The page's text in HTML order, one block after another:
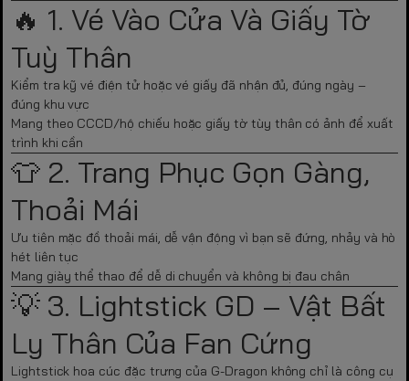
🔥 1. Vé Vào Cửa Và Giấy Tờ
Tuỳ Thân
Kiểm tra kỹ vé điện tử hoặc vé giấy đã nhận đủ, đúng ngày –
đúng khu vực
Mang theo CCCD/hộ chiếu hoặc giấy tờ tùy thân có ảnh để xuất
trình khi cần
👕 2. Trang Phục Gọn Gàng,
Thoải Mái
Ưu tiên mặc đồ thoải mái, dễ vận động vì bạn sẽ đứng, nhảy và hò
hét liên tục
Mang giày thể thao để dễ di chuyển và không bị đau chân
💡 3. Lightstick GD – Vật Bất
Ly Thân Của Fan Cứng
Lightstick hoa cúc đặc trưng của G-Dragon không chỉ là công cụ